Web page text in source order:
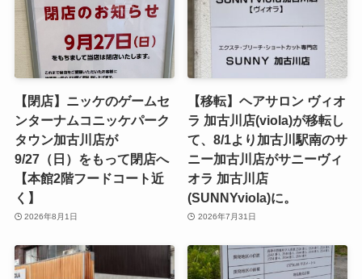
【閉店】ニッケのゲームセ
ンターナムコニッケパーク
タウン加古川店が
9/27（日）をもって閉店へ
【本館2階フードコート近
く】
2026年8月1日
【移転】ヘアサロン ヴィオ
ラ 加古川店(viola)が移転し
て、8/1より加古川駅南のサ
ニー加古川店がサニーヴィ
オラ 加古川店
(SUNNYviola)に。
2026年7月31日